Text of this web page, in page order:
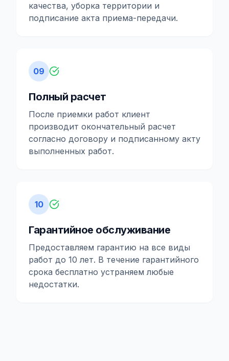
качества, уборка территории и
подписание акта приема-передачи.
09
Полный расчет
После приемки работ клиент
производит окончательный расчет
согласно договору и подписанному акту
выполненных работ.
10
Гарантийное обслуживание
Предоставляем гарантию на все виды
работ до 10 лет. В течение гарантийного
срока бесплатно устраняем любые
недостатки.